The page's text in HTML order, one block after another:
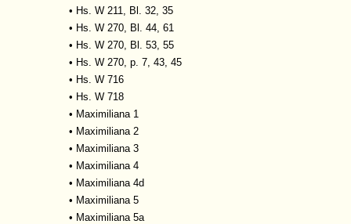
• Hs. W 211, Bl. 32, 35
• Hs. W 270, Bl. 44, 61
• Hs. W 270, Bl. 53, 55
• Hs. W 270, p. 7, 43, 45
• Hs. W 716
• Hs. W 718
• Maximiliana 1
• Maximiliana 2
• Maximiliana 3
• Maximiliana 4
• Maximiliana 4d
• Maximiliana 5
• Maximiliana 5a